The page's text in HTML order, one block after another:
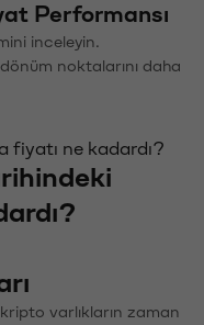
Performansı
inceleyin.
noktalarını daha
fiyatı ne kadardı?
varlıkların zaman